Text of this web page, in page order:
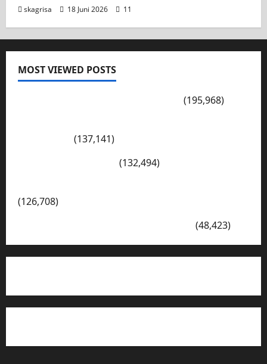
skagrisa 18 Juni 2026 11
MOST VIEWED POSTS
(195,968)
(137,141)
(132,494)
(126,708)
(48,423)